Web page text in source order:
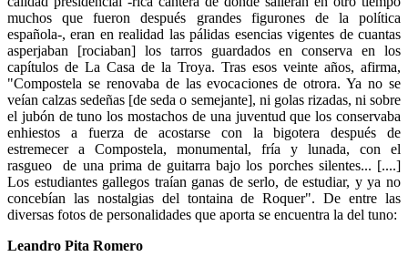
muchos que fueron después grandes figurones de la política
española-, eran en realidad las pálidas esencias vigentes de cuantas
asperjaban [rociaban] los tarros guardados en conserva en los
capítulos de La Casa de la Troya. Tras esos veinte años, afirma,
"Compostela se renovaba de las evocaciones de otrora. Ya no se
veían calzas sedeñas [de seda o semejante], ni golas rizadas, ni sobre
el jubón de tuno los mostachos de una juventud que los conservaba
enhiestos a fuerza de acostarse con la bigotera después de
estremecer a Compostela, monumental, fría y lunada, con el
rasgueo de una prima de guitarra bajo los porches silentes... [....]
Los estudiantes gallegos traían ganas de serlo, de estudiar, y ya no
concebían las nostalgias del tontaina de Roquer". De entre las
diversas fotos de personalidades que aporta se encuentra la del tuno:
Leandro Pita Romero